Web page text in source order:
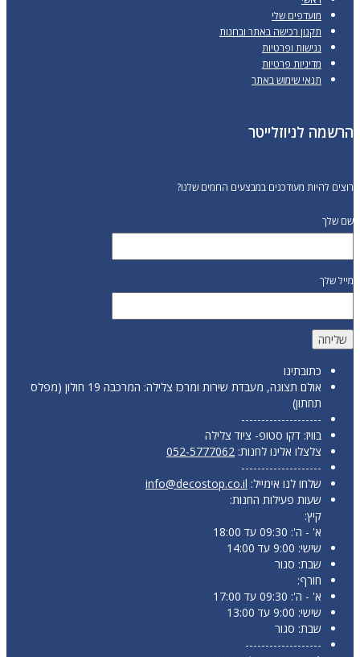
שלי
רכישה באתר ובחנות
ופרטיות
פרטיות
שימוש באתר
מעודכנים במבצעים החמים שלנו?
אולם תצוגה, מעבדת שירות ומרכז צלילה: המרכבה 19 חולון (מפלס
דקו סטופ- ציוד צלילה
אלינו לחנות:052-5777062
לנו אימייל: info@decostop.co.il
פעילות החנות:
סגור
סגור